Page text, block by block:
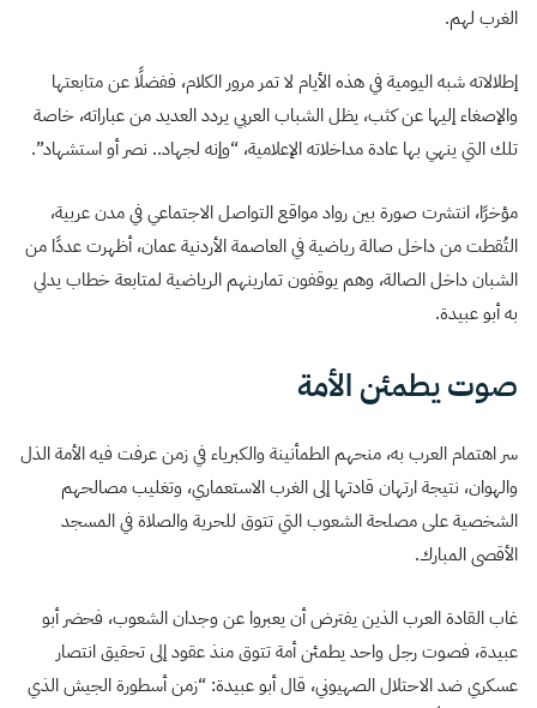
الغرب لهم.
إطلالاته شبه اليومية في هذه الأيام لا تمر مرور الكلام، ففضلًا عن متابعتها
والإصغاء إليها عن كثب، يظل الشباب العربي يردد العديد من عباراته، خاصة
تلك التي ينهي بها عادة مداخلاته الإعلامية، “وإنه لجهاد.. نصر أو استشهاد”.
مؤخرًا، انتشرت صورة بين رواد مواقع التواصل الاجتماعي في مدن عربية،
التُقطت من داخل صالة رياضية في العاصمة الأردنية عمان، أظهرت عددًا من
الشبان داخل الصالة، وهم يوقفون تمارينهم الرياضية لمتابعة خطاب يدلي
به أبو عبيدة.
صوت يطمئن الأمة
سر اهتمام العرب به، منحهم الطمأنينة والكبرياء في زمن عرفت فيه الأمة الذل
والهوان، نتيجة ارتهان قادتها إلى الغرب الاستعماري، وتغليب مصالحهم
الشخصية على مصلحة الشعوب التي تتوق للحرية والصلاة في المسجد
الأقصى المبارك.
غاب القادة العرب الذين يفترض أن يعبروا عن وجدان الشعوب، فحضر أبو
عبيدة، فصوت رجل واحد يطمئن أمة تتوق منذ عقود إلى تحقيق انتصار
عسكري ضد الاحتلال الصهيوني، قال أبو عبيدة: “زمن أسطورة الجيش الذي